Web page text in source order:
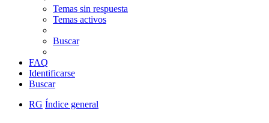
Temas sin respuesta
Temas activos
Buscar
FAQ
Identificarse
Buscar
RG Índice general